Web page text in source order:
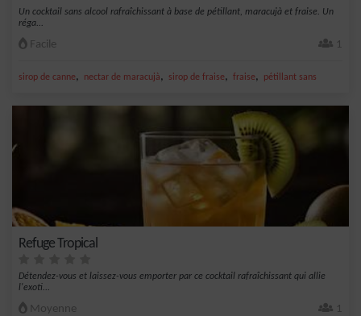
Un cocktail sans alcool rafraîchissant à base de pétillant, maracujà et fraise. Un
réga...
Facile 1
sirop de canne, nectar de maracujà, sirop de fraise, fraise, pétillant sans
Refuge Tropical
Détendez-vous et laissez-vous emporter par ce cocktail rafraîchissant qui allie
l'exoti...
Moyenne 1